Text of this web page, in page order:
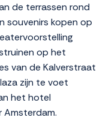
de terrassen rond
souvenirs kopen op
op het
van de Kalverstraat
zijn te voet
het hotel